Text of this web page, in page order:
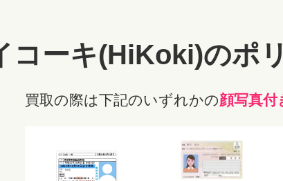
コーキ(HiKoki)のポ
買取の際は下記のいずれかの顔写真付